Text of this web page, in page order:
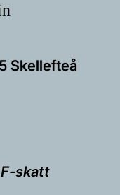
Skellefteå
skatt